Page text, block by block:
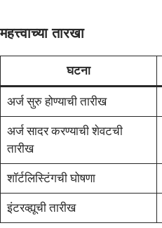
महत्त्वाच्या तारखा
घटना
अर्ज सुरु होण्याची तारीख
अर्ज सादर करण्याची शेवटची
तारीख
शॉर्टलिस्टिंगची घोषणा
इंटरव्ह्यूची तारीख